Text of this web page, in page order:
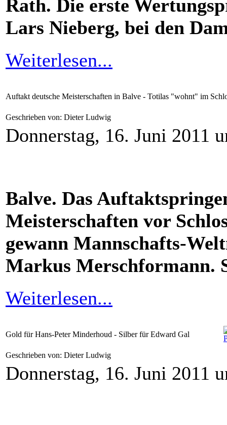
Rath. Die erste
Lars Nieberg, bei den
Weiterlesen...
Auftakt deutsche Meisterschaften in Balve - Totilas "wohnt" im
Geschrieben von: Dieter Ludwig
Donnerstag, 16. Juni 2011
Balve. Das
Meisterschaften vor
gewann Mannschafts-
Markus Merschformann.
Weiterlesen...
Gold für Hans-Peter Minderhoud - Silber für Edward Gal
Geschrieben von: Dieter Ludwig
Donnerstag, 16. Juni 2011